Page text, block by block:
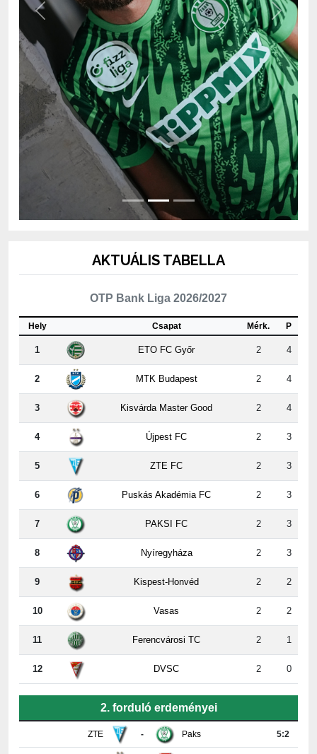
Previous Next
AKTUÁLIS TABELLA
OTP Bank Liga 2026/2027
Hely Csapat Mérk. P
1 ETO FC Győr 2 4
2 MTK Budapest 2 4
3 Kisvárda Master Good 2 4
4 Újpest FC 2 3
5 ZTE FC 2 3
6 Puskás Akadémia FC 2 3
7 PAKSI FC 2 3
8 Nyíregyháza 2 3
9 Kispest-Honvéd 2 2
10 Vasas 2 2
11 Ferencvárosi TC 2 1
12 DVSC 2 0
2. forduló erdeményei
ZTE - Paks 5:2